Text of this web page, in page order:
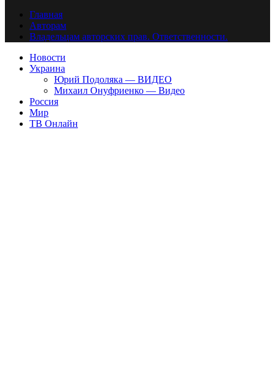
Главная
Авторам
Владельцам авторских прав. Ответственности.
Новости
Украина
Юрий Подоляка — ВИДЕО
Михаил Онуфриенко — Видео
Россия
Мир
ТВ Онлайн